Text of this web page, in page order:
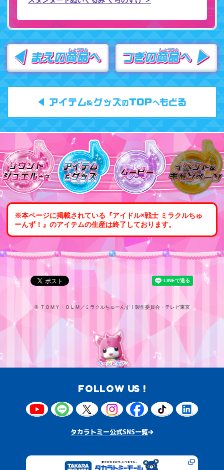
※本ページに掲載されている『アイドル×戦士 ミラクルちゅ
ーんず！』のアイテムの生産は終了しております。
©ＴＯＭＹ・ＯＬＭ／ミラクルちゅーんず！製作委員会・テレビ東京
FOLLOW US !
タカラトミー公式SNS一覧